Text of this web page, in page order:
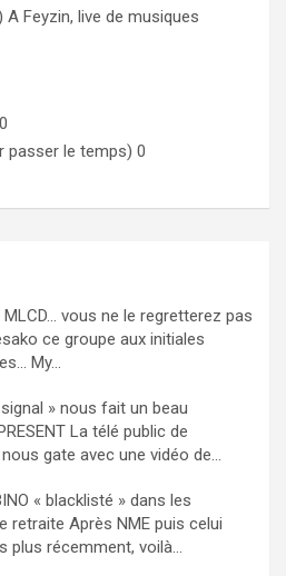
A Feyzin, live de musiques
0
passer le temps) 0
vous ne le regretterez pas
ce groupe aux initiales
My...
» nous fait un beau
La télé public de
gate avec une vidéo de...
« blacklisté » dans les
retraite Après NME puis celui
plus récemment, voilà...